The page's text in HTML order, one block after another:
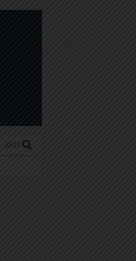
SEARCH